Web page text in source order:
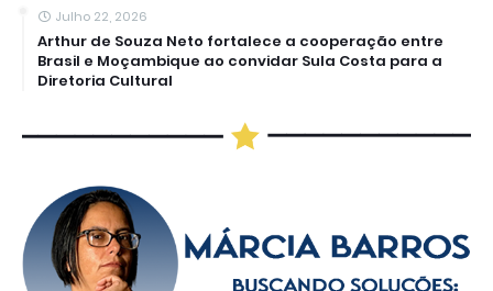
Julho 22, 2026
Arthur de Souza Neto fortalece a cooperação entre
Brasil e Moçambique ao convidar Sula Costa para a
Diretoria Cultural